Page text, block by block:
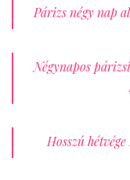
Párizs négy nap
Négynapos
Hosszú